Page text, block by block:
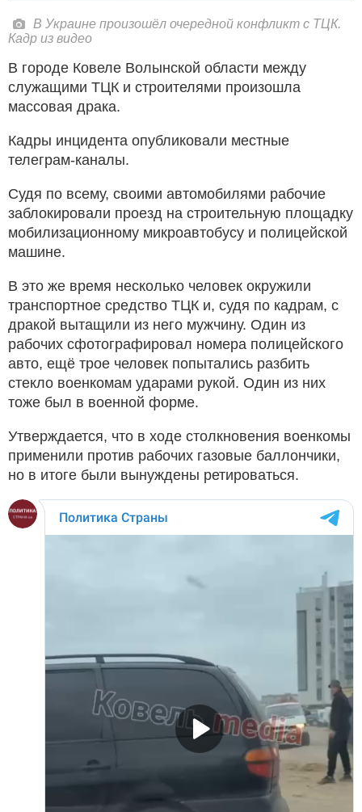
В Украине произошёл очередной конфликт с ТЦК.
Кадр из видео
В городе Ковеле Волынской области между
служащими ТЦК и строителями произошла
массовая драка.
Кадры инцидента опубликовали местные
телеграм-каналы.
Судя по всему, своими автомобилями рабочие
заблокировали проезд на строительную площадку
мобилизационному микроавтобусу и полицейской
машине.
В это же время несколько человек окружили
транспортное средство ТЦК и, судя по кадрам, с
дракой вытащили из него мужчину. Один из
рабочих сфотографировал номера полицейского
авто, ещё трое человек попытались разбить
стекло военкомам ударами рукой. Один из них
тоже был в военной форме.
Утверждается, что в ходе столкновения военкомы
применили против рабочих газовые баллончики,
но в итоге были вынуждены ретироваться.